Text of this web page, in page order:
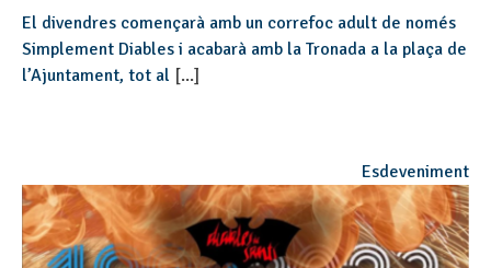
El divendres començarà amb un correfoc adult de només
Simplement Diables i acabarà amb la Tronada a la plaça de
l’Ajuntament, tot al [...]
Esdeveniment